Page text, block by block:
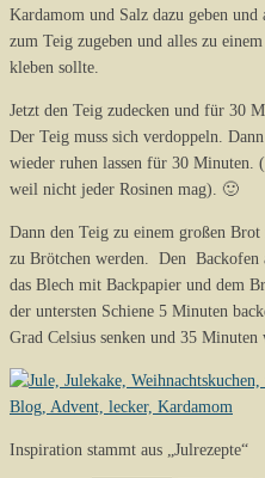
Kardamom und Salz dazu geben
zum Teig zugeben und alles zu
kleben sollte.
Jetzt den Teig zudecken und für 30
Der Teig muss sich verdoppeln.
wieder ruhen lassen für 30 Minuten. (
weil nicht jeder Rosinen mag). 🙂
Dann den Teig zu einem großen
zu Brötchen werden. Den Backofen
das Blech mit Backpapier und dem
der untersten Schiene 5 Minuten
Grad Celsius senken und 35 Minuten
Inspiration stammt aus „Julrezepte“